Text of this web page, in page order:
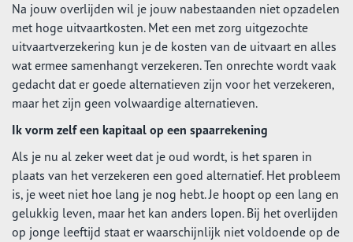
Na jouw overlijden wil je jouw nabestaanden niet opzadelen
met hoge uitvaartkosten. Met een met zorg uitgezochte
uitvaartverzekering kun je de kosten van de uitvaart en alles
wat ermee samenhangt verzekeren. Ten onrechte wordt vaak
gedacht dat er goede alternatieven zijn voor het verzekeren,
maar het zijn geen volwaardige alternatieven.
Ik vorm zelf een kapitaal op een spaarrekening
Als je nu al zeker weet dat je oud wordt, is het sparen in
plaats van het verzekeren een goed alternatief. Het probleem
is, je weet niet hoe lang je nog hebt. Je hoopt op een lang en
gelukkig leven, maar het kan anders lopen. Bij het overlijden
op jonge leeftijd staat er waarschijnlijk niet voldoende op de